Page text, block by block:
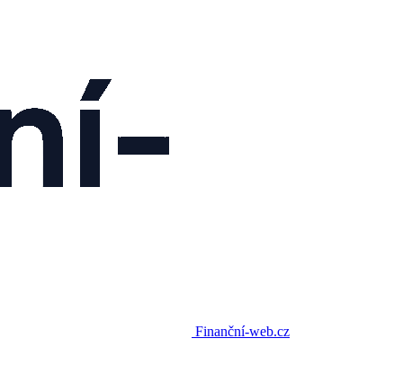
Finanční-web.cz